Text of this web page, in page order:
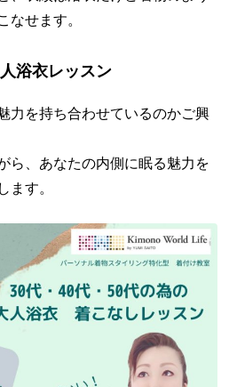
なせます。
浴衣レッスン
力を持ち合わせているのかご興
ら、あなたの内側に眠る魅力を
ます。